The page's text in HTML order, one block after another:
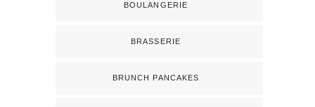
BOULANGERIE
BRASSERIE
BRUNCH PANCAKES